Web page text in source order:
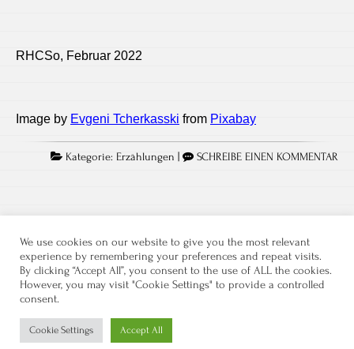
RHCSo, Februar 2022
Image by Evgeni Tcherkasski from Pixabay
Kategorie: Erzählungen SCHREIBE EINEN KOMMENTAR
Datenschutz Kontakt
We use cookies on our website to give you the most relevant
experience by remembering your preferences and repeat visits.
By clicking “Accept All”, you consent to the use of ALL the cookies.
However, you may visit "Cookie Settings" to provide a controlled
consent.
Cookie Settings Accept All